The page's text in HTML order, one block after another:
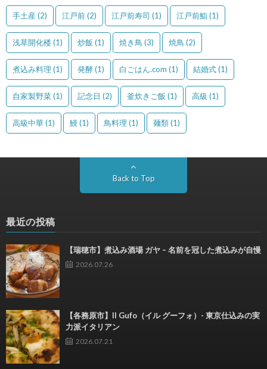
手土産 (2) 江戸前(2) 江戸前寿司 (1) 江戸前鮨(1)
浅草開化楼(1) 炒飯 (1) 焼き鳥 (3) 焼鳥 (2)
煮込み料理 (1) 発酵(1) 白ごはん.com (1) 結婚式(1)
自家製野菜(1) 記念日 (2) 釜炊きご飯 (1) 高級 (1)
高級中華(1) 鰻(1) 鳥料理 (1) 麺類(1)
Back to Top
最近の投稿
【瑞穂市】煮込み酒場 ガヤ – 名前を冠した煮込みが自慢
2026.07.26
【各務原市】Il Gufo（イル グーフォ）- 東京仕込みの実
力派イタリアン
2026.07.21